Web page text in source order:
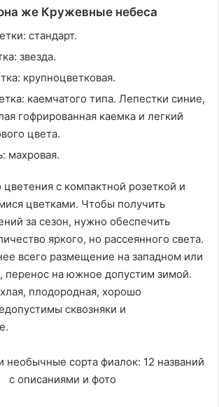
же Кружевные небеса
стандарт.
звезда.
крупноцветковая.
каемчатого типа. Лепестки синие,
гофрированная каемка и легкий
цвета.
махровая.
с компактной розеткой и
цветками. Чтобы получить
за сезон, нужно обеспечить
яркого, но рассеянного света.
всего размещение на западном или
перенос на южное допустим зимой.
плодородная, хорошо
сквозняки и